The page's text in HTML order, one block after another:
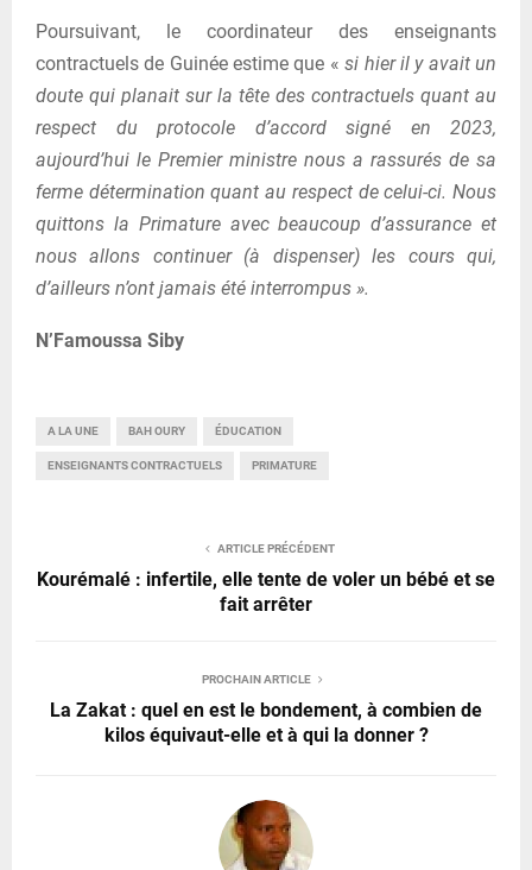
Poursuivant, le coordinateur des enseignants
contractuels de Guinée estime que «si hier il y avait un
doute qui planait sur la tête des contractuels quant au
respect du protocole d’accord signé en 2023,
aujourd’hui le Premier ministre nous a rassurés de sa
ferme détermination quant au respect de celui-ci. Nous
quittons la Primature avec beaucoup d’assurance et
nous allons continuer (à dispenser) les cours qui,
d’ailleurs n’ont jamais été interrompus ».
N’Famoussa Siby
A LA UNE BAH OURY ÉDUCATION
ENSEIGNANTS CONTRACTUELS PRIMATURE
ARTICLE PRÉCÉDENT
Kourémalé : infertile, elle tente de voler un bébé et se
fait arrêter
PROCHAIN ARTICLE
La Zakat : quel en est le bondement, à combien de
kilos équivaut-elle et à qui la donner ?